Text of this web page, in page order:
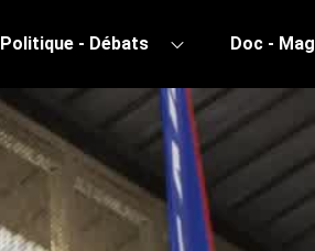
Politique - Débats Doc - Mag